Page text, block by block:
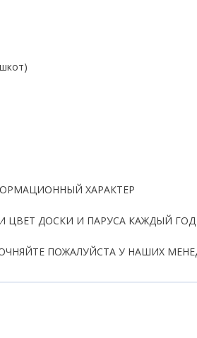
ХАРАКТЕР
ЦВЕТ ДОСКИ И ПАРУСА КАЖДЫЙ ГОД
ПОЖАЛУЙСТА У НАШИХ